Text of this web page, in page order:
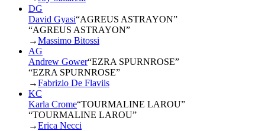
DG
David Gyasi“AGREUS ASTRAYON”
“AGREUS ASTRAYON”
→Massimo Bitossi
AG
Andrew Gower“EZRA SPURNROSE”
“EZRA SPURNROSE”
→Fabrizio De Flaviis
KC
Karla Crome“TOURMALINE LAROU”
“TOURMALINE LAROU”
→Erica Necci